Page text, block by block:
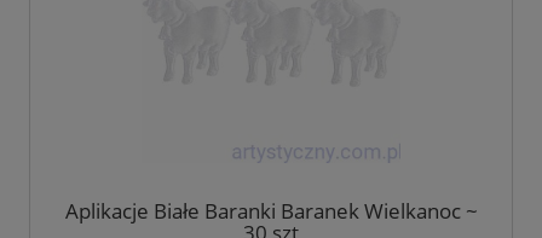
Aplikacje Białe Baranki Baranek Wielkanoc ~
30 szt